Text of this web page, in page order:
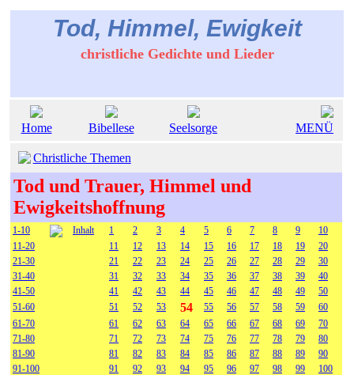
Tod, Himmel, Ewigkeit
christliche Gedichte und Lieder
Home Bibellese Seelsorge MENÜ
Christliche Themen
Tod und Trauer, Himmel und
Ewigkeitshoffnung
1-10 Inhalt 1 2 3 4 5 6 7 8 9
10
11-20
11 12 13 14 15 16 17 18 19
20
21-30
21 22 23 24 25 26 27 28 29
30
31-40
31 32 33 34 35 36 37 38 39
40
41-50
41 42 43 44 45 46 47 48 49
50
51-60
51 52 53 54 55 56 57 58 59
60
61-70
61 62 63 64 65 66 67 68 69
70
71-80
71 72 73 74 75 76 77 78 79
80
81-90
81 82 83 84 85 86 87 88 89
90
91-100
91 92 93 94 95 96 97 98 99
100